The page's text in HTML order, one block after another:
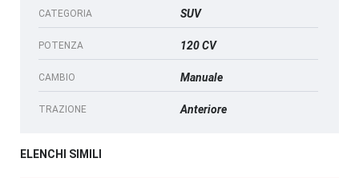
CATEGORIA SUV
POTENZA 120 CV
CAMBIO Manuale
TRAZIONE Anteriore
ELENCHI SIMILI